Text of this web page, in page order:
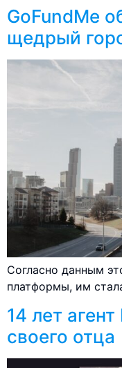
GoFundMe
щедрый
Согласно данным
платформы, им
14 лет
своего отца